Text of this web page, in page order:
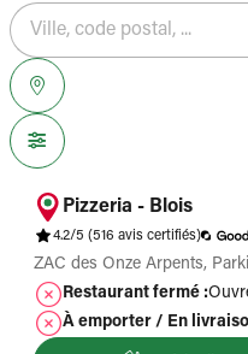
Veuillez
renseigner
une
adresse
{{count}}
résultat(s)
trouvé(s)
Pizzeria - Blois
4.2/5 (516 avis certifiés)
ZAC des Onze Arpents,
Restaurant fermé :
À emporter / En